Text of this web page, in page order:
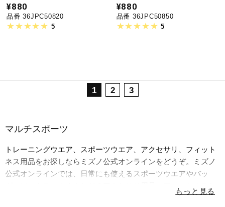
¥880
品番 36JPC50820
5
¥880
品番 36JPC50850
5
1 2 3
マルチスポーツ
トレーニングウエア、スポーツウエア、アクセサリ、フィット
ネス用品をお探しならミズノ公式オンラインをどうぞ。ミズノ
公式オンラインでは、日常にも使えるスポーツウエアやバッ